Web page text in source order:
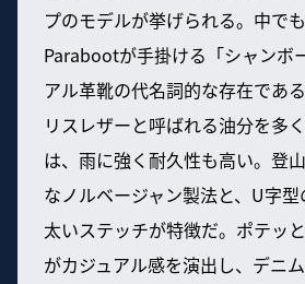
プのモデルが挙げられる。中で
Parabootが手掛ける「シャンボ
アル革靴の代名詞的な存在である
リスレザーと呼ばれる油分を多
は、雨に強く耐久性も高い。登
なノルベージャン製法と、U字
太いステッチが特徴だ。ポテッ
がカジュアル感を演出し、デニ